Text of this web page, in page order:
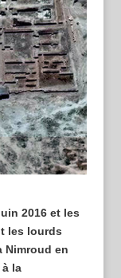
2016 et les
les lourds
Nimroud en
la